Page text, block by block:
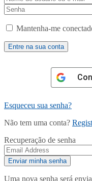
Mantenha-me
Esqueceu sua senha?
Não tem uma conta?
Recuperação de senha
Uma nova senha será